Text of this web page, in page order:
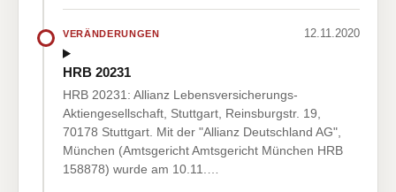
VERÄNDERUNGEN 12.11.2020
HRB 20231
HRB 20231: Allianz Lebensversicherungs-
Aktiengesellschaft, Stuttgart, Reinsburgstr. 19,
70178 Stuttgart. Mit der "Allianz Deutschland AG",
München (Amtsgericht Amtsgericht München HRB
158878) wurde am 10.11.…